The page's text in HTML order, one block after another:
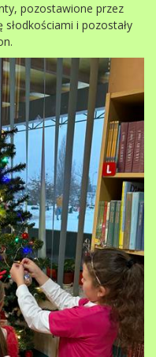
pozostawione przez
słodkościami i pozostały